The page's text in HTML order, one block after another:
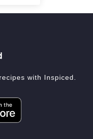
with Inspiced.